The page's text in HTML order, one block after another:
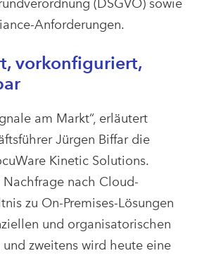
(DSGVO) sowie
Anforderungen.
vorkonfiguriert,
am Markt“, erläutert
Jürgen Biffar die
Kinetic Solutions.
Nachfrage nach Cloud-
zu On-Premises-Lösungen
und organisatorischen
zweitens wird heute eine